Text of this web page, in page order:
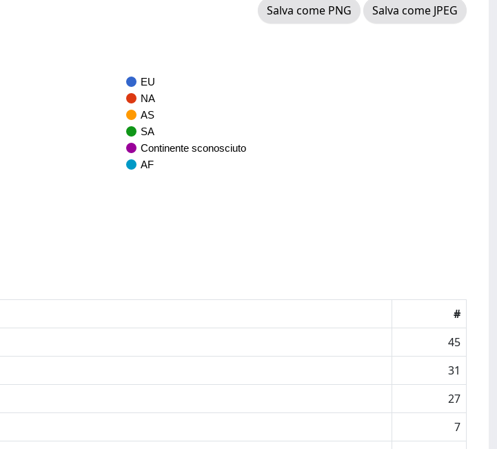
Salva come PNG
Salva come JPEG
EU
NA
AS
SA
Continente sconosciuto
AF
#
45
31
27
7